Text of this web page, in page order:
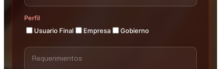
Perfil
Usuario Final Empresa Gobierno